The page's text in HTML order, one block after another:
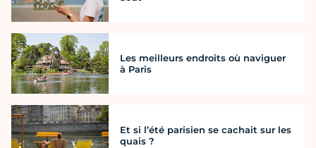
Les meilleurs endroits où naviguer
à Paris
Et si l’été parisien se cachait sur les
quais ?